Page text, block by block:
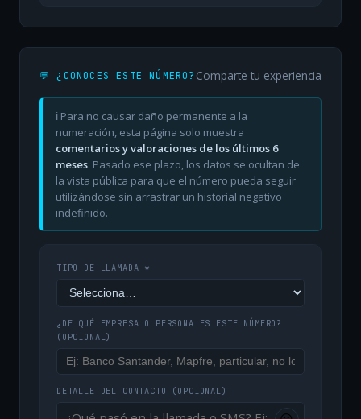
💬 ¿CONOCES ESTE NÚMERO? Comparte tu experiencia
ℹ️ Para no causar daño permanente a la
numeración, esta página solo muestra
comentarios y valoraciones de los últimos 6
meses. Pasado ese plazo, los datos se ocultan de
la vista pública para que el número pueda seguir
utilizándose sin arrastrar un historial negativo
indefinido.
TIPO DE LLAMADA *
¿DE QUÉ EMPRESA O PERSONA ES ESTE NÚMERO?
(OPCIONAL)
DETALLE DEL CONTACTO (OPCIONAL)